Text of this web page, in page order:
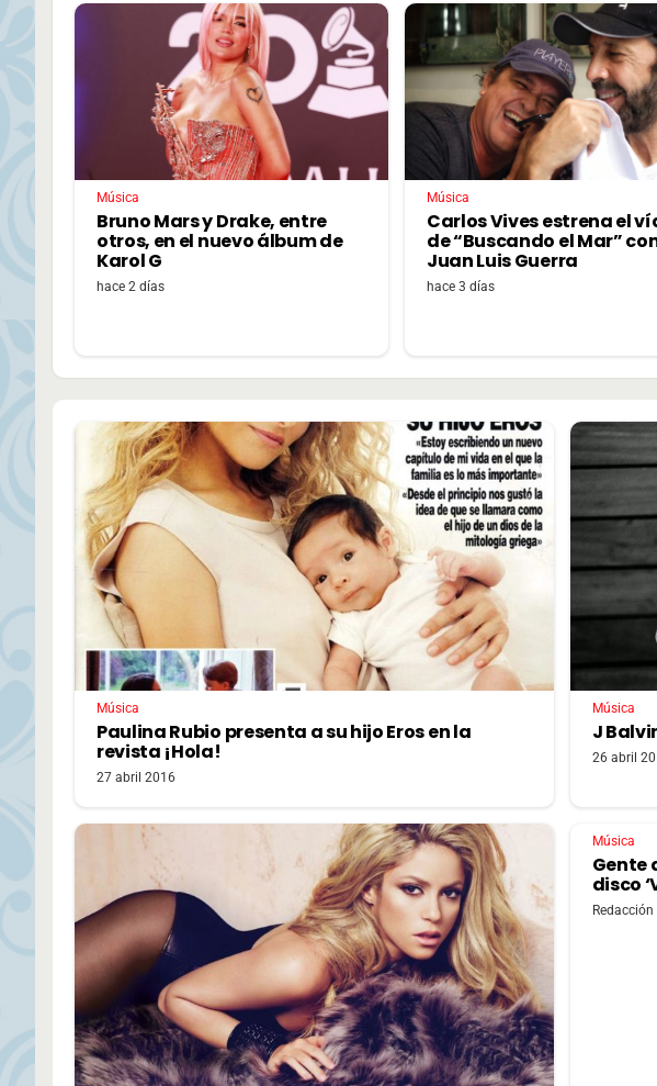
Música
Bruno Mars y Drake, entre
otros, en el nuevo álbum de
Karol G
hace 2 días
Música
Carlos Vives estrena el
de “Buscando el Mar”
Juan Luis Guerra
hace 3 días
Música
Paulina Rubio presenta a su hijo Eros en la
revista ¡Hola!
27 abril 2016
Música
J
26 abril
Música
Gente
disco